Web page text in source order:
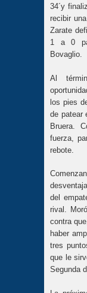
34´y
recibir
Zarate
1 a 0
Bovaglio.
Al
los pies
de patear
Bruera.
fuerza,
rebote.
del
rival.
contra
haber
tres
que le
Segunda